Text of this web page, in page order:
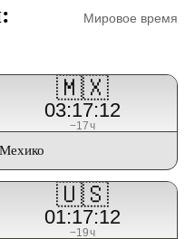
Мировое время
🇲🇽
03:17:12
−17ч
Мехико
🇺🇸
01:17:12
−19ч